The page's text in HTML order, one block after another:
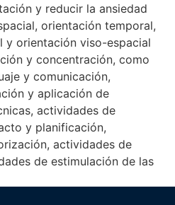
y reducir la ansiedad
orientación temporal,
y orientación viso-espacial
y concentración, como
y comunicación,
y aplicación de
actividades de
y planificación,
actividades de
de estimulación de las